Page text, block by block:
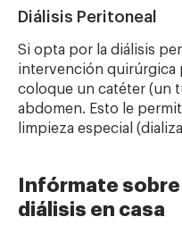
Diálisis Peritoneal
Si opta por la diálisis
intervención quirúrgica
coloque un catéter (un
abdomen. Esto le
limpieza especial
Infórmate sobre
diálisis en casa